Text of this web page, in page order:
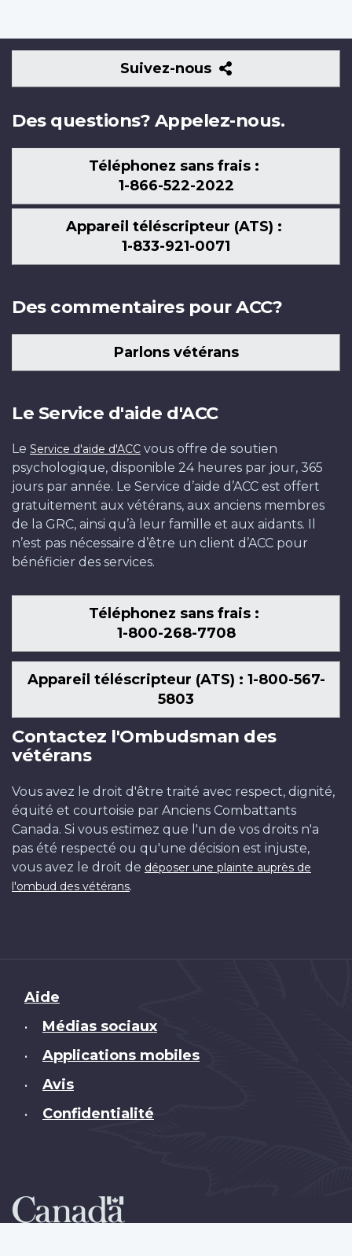
Suivez-nous
Suivez-
nous
Des questions? Appelez-nous.
Téléphonez sans frais :
1-866-522-2022
Appareil téléscripteur (ATS) :
1-833-921-0071
Des commentaires pour ACC?
Parlons vétérans
Le Service d'aide d'ACC
Le Service d'aide d'ACC vous offre de soutien
psychologique, disponible 24 heures par jour, 365
jours par année. Le Service d’aide d’ACC est offert
gratuitement aux vétérans, aux anciens membres
de la GRC, ainsi qu’à leur famille et aux aidants. Il
n’est pas nécessaire d’être un client d’ACC pour
bénéficier des services.
Téléphonez sans frais :
1-800-268-7708
Appareil téléscripteur (ATS) : 1-800-567-
5803
Contactez l'Ombudsman des
vétérans
Vous avez le droit d'être traité avec respect, dignité,
équité et courtoisie par Anciens Combattants
Canada. Si vous estimez que l'un de vos droits n'a
pas été respecté ou qu'une décision est injuste,
vous avez le droit de déposer une plainte auprès de
l'ombud des vétérans.
Brand
Aide
• Médias sociaux
• Applications mobiles
• Avis
• Confidentialité